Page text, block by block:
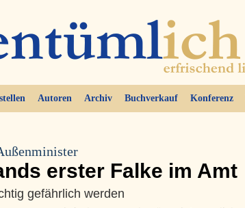
Autoren Archiv Buchverkauf Konferenz
erster Falke im Amt
gefährlich werden